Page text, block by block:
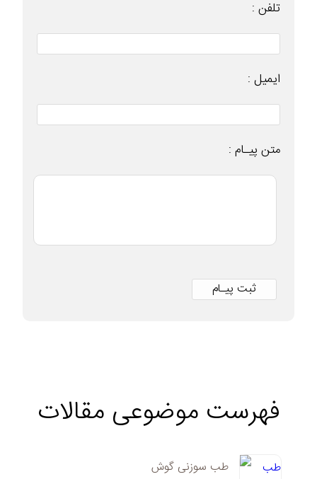
تلفن :
ایمیل :
متن پیـام :
فهرست موضوعی مقالات
طب سوزنی گوش